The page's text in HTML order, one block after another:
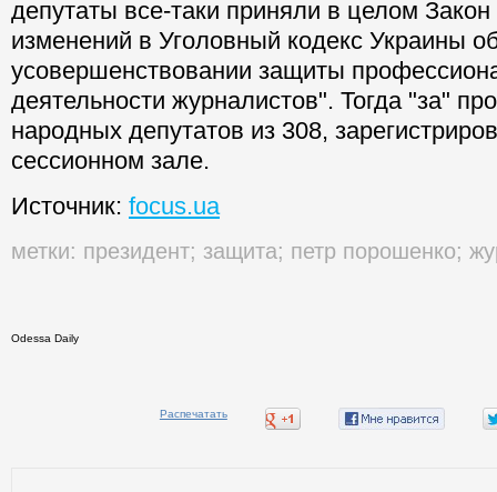
депутаты все-таки приняли в целом
изменений в Уголовный кодекс Украины
усовершенствовании защиты
деятельности журналистов". Тогда "за"
народных депутатов из 308,
сессионном зале.
Источник: focus.ua
метки: президент; защита; петр порошенко;
Odessa Daily
Распечатать